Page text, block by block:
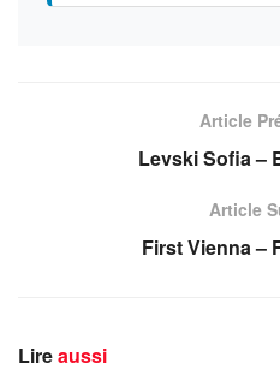
Article
Levski Sofia –
Article
First Vienna –
Lireaussi